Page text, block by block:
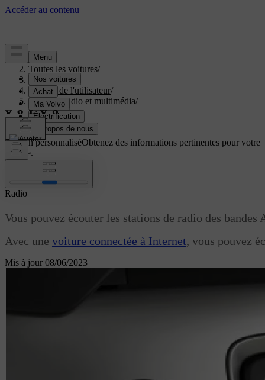
Aide/
Toutes les voitures/
V40 2019/
Manuel de l'utilisateur/
Système audio et multimédia/
Radio/
Radio
Soutien personnaliséObtenez des informations pertinentes pour votre
voiture.
Connexion
Mis à jour 08/06/2023
Radio
Vous pouvez écouter les stations de radio des bandes
Avec une voiture connectée à Internet, vous pouvez